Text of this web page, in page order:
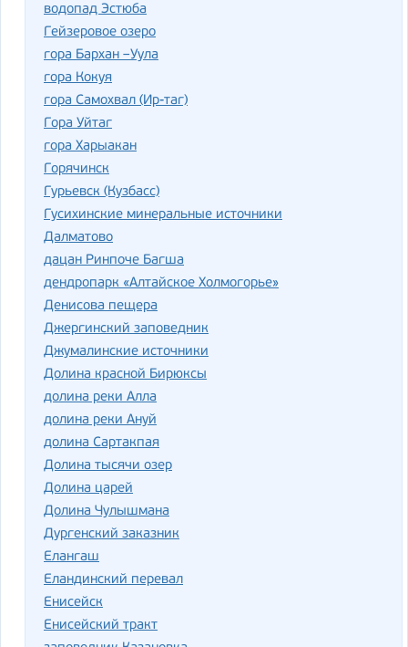
водопад Эстюба
Гейзеровое озеро
гора Бархан –Уула
гора Кокуя
гора Самохвал (Ир-таг)
Гора Уйтаг
гора Харыакан
Горячинск
Гурьевск (Кузбасс)
Гусихинские минеральные источники
Далматово
дацан Ринпоче Багша
дендропарк «Алтайское Холмогорье»
Денисова пещера
Джергинский заповедник
Джумалинские источники
Долина красной Бирюксы
долина реки Алла
долина реки Ануй
долина Сартакпая
Долина тысячи озер
Долина царей
Долина Чулышмана
Дургенский заказник
Елангаш
Еландинский перевал
Енисейск
Енисейский тракт